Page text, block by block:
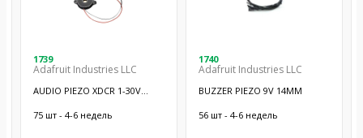
1739
Adafruit Industries LLC
AUDIO PIEZO XDCR 1-30V
75 шт - 4-6 недель
1740
Adafruit Industries LLC
BUZZER PIEZO 9V 14MM
56 шт - 4-6 недель